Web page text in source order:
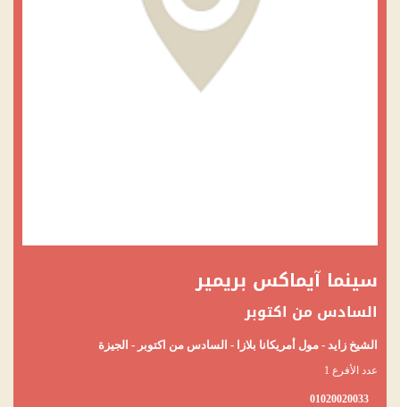
سينما آيماكس بريمير
السادس من اكتوبر
الشيخ زايد - مول أمريكانا بلازا - السادس من اكتوبر - الجيزة
عدد الأفرع 1
01020020033